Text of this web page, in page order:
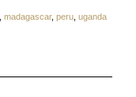
madagascar, peru uganda